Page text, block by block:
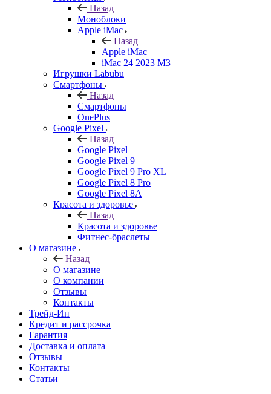
Назад
Моноблоки
Apple iMac
Назад
Apple iMac
iMac 24 2023 M3
Игрушки Labubu
Смартфоны
Назад
Смартфоны
OnePlus
Google Pixel
Назад
Google Pixel
Google Pixel 9
Google Pixel 9 Pro XL
Google Pixel 8 Pro
Google Pixel 8A
Красота и здоровье
Назад
Красота и здоровье
Фитнес-браслеты
О магазине
Назад
О магазине
О компании
Отзывы
Контакты
Трейд-Ин
Кредит и рассрочка
Гарантия
Доставка и оплата
Отзывы
Контакты
Статьи